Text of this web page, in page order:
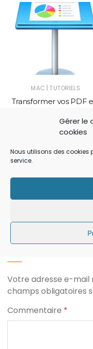
Gérer le
cookies
Nous utilisons des cookies
service.
MAC | TUTORIELS
Transformer vos PDF
Keynote sur votre
Votre adresse e-mail
champs obligatoires
Commentaire *